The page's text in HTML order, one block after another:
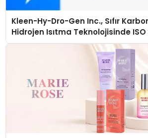
Kleen-Hy-Dro-Gen Inc., Sıfır
Hidrojen Isıtma Teknolojisinde ISO
Düzenleyici Onaylarını Aldı